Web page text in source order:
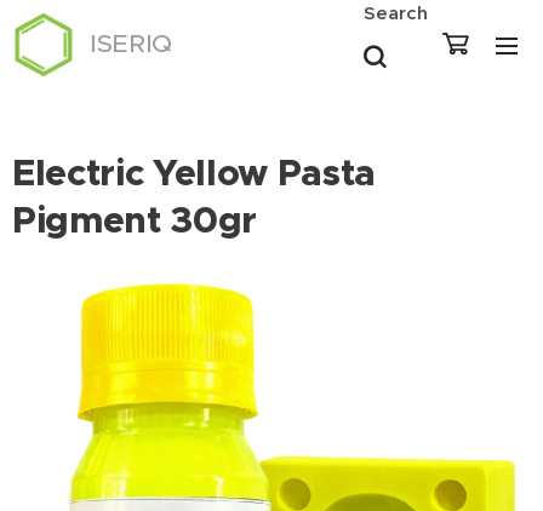
ISERIQ
Search
Electric Yellow Pasta
Pigment 30gr